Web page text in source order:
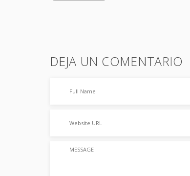
DEJA UN COMENTARIO